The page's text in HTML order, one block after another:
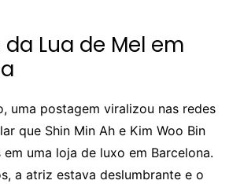
Lua de Mel em
uma postagem viralizou nas redes
que Shin Min Ah e Kim Woo Bin
uma loja de luxo em Barcelona.
a atriz estava deslumbrante e o